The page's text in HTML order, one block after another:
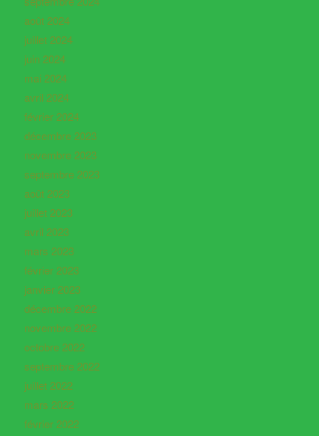
août 2024
juillet 2024
juin 2024
mai 2024
avril 2024
février 2024
décembre 2023
novembre 2023
septembre 2023
août 2023
juillet 2023
avril 2023
mars 2023
février 2023
janvier 2023
décembre 2022
novembre 2022
octobre 2022
septembre 2022
juillet 2022
mars 2022
février 2022